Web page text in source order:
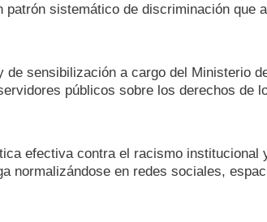
sistemático de discriminación que
de sensibilización a cargo del Ministerio
públicos sobre los derechos de
efectiva contra el racismo institucional
normalizándose en redes sociales,